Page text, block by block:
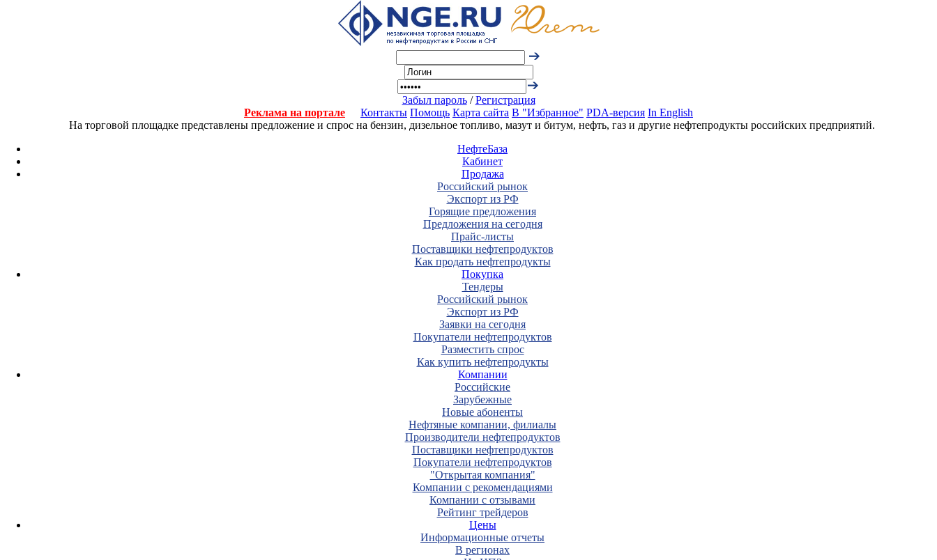
Забыл пароль/Регистрация
Реклама на портале
Контакты Помощь Карта сайта В "Избранное" PDA-версия In English
На торговой площадке представлены предложение и спрос на бензин, дизельное топливо, мазут и битум, нефть, газ и другие нефтепродукты российских предприятий.
НефтеБаза
Кабинет
Продажа
Российский рынок
Экспорт из РФ
Горящие предложения
Предложения на сегодня
Прайс-листы
Поставщики нефтепродуктов
Как продать нефтепродукты
Покупка
Тендеры
Российский рынок
Экспорт из РФ
Заявки на сегодня
Покупатели нефтепродуктов
Разместить спрос
Как купить нефтепродукты
Компании
Российские
Зарубежные
Новые абоненты
Нефтяные компании, филиалы
Производители нефтепродуктов
Поставщики нефтепродуктов
Покупатели нефтепродуктов
"Открытая компания"
Компании с рекомендациями
Компании с отзывами
Рейтинг трейдеров
Цены
Информационные отчеты
В регионах